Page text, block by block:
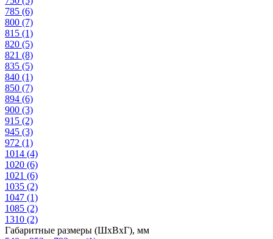
785 (6)
800 (7)
815 (1)
820 (5)
821 (8)
835 (5)
840 (1)
850 (7)
894 (6)
900 (3)
915 (2)
945 (3)
972 (1)
1014 (4)
1020 (6)
1021 (6)
1035 (2)
1047 (1)
1085 (2)
1310 (2)
Габаритные размеры (ШхВхГ), мм